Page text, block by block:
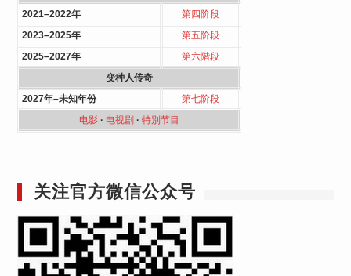
2021–2022年
第四阶段
2023–2025年
第五阶段
2025–2027年
第六階段
变种人传奇
2027年–未知年份
第七阶段
电影· 电视剧 · 特別节目
关注官方微信公众号